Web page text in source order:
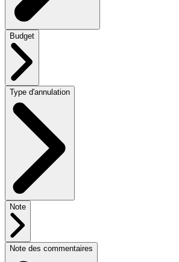
Budget
Type d'annulation
Note
Note des commentaires